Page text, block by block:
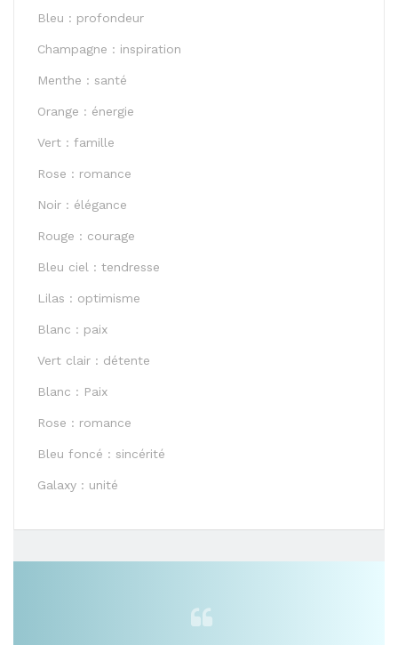
Bleu : profondeur
Champagne : inspiration
Menthe : santé
Orange : énergie
Vert : famille
Rose : romance
Noir : élégance
Rouge : courage
Bleu ciel : tendresse
Lilas : optimisme
Blanc : paix
Vert clair : détente
Blanc : Paix
Rose : romance
Bleu foncé : sincérité
Galaxy : unité